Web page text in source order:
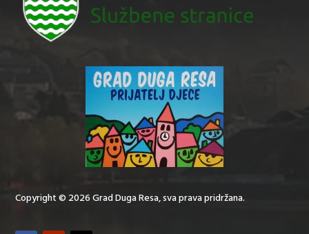
Copyright © 2026 Grad Duga Resa, sva prava pridržana.